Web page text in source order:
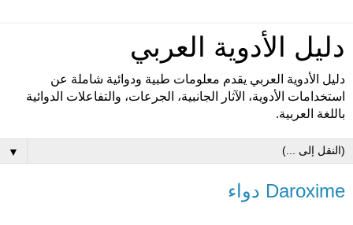
دليل الأدوية العربي
دليل الأدوية العربي يقدم معلومات طبية ودوائية شاملة عن
استخدامات الأدوية، الآثار الجانبية، الجرعات، والتفاعلات الدوائية
باللغة العربية.
▼
Daroxime دواء